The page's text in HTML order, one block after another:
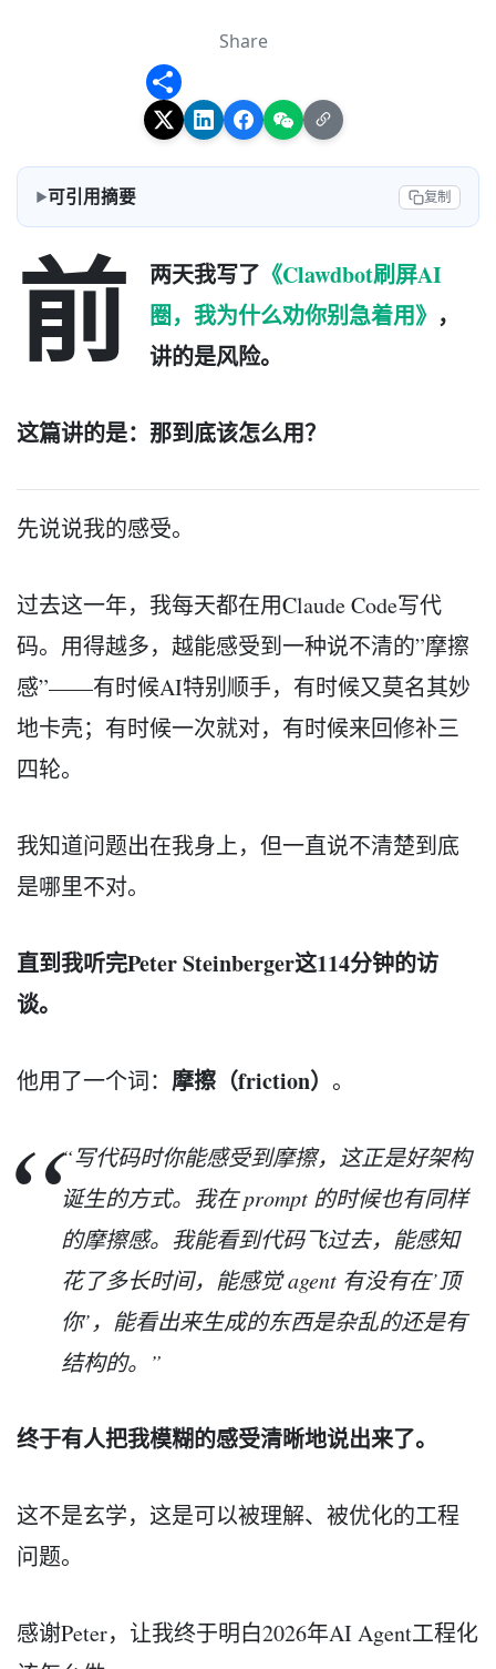
Share
可引用摘要 复制
前 两天我写了 《Clawdbot刷屏AI
圈，我为什么劝你别急着用》 ，
讲的是风险。
这篇讲的是：那到底该怎么用？
先说说我的感受。
过去这一年，我每天都在用Claude Code写代
码。用得越多，越能感受到一种说不清的”摩擦
感”——有时候AI特别顺手，有时候又莫名其妙
地卡壳；有时候一次就对，有时候来回修补三
四轮。
我知道问题出在我身上，但一直说不清楚到底
是哪里不对。
直到我听完Peter Steinberger这114分钟的访
谈。
他用了一个词： 摩擦（friction） 。
“写代码时你能感受到摩擦，这正是好架构
诞生的方式。我在 prompt 的时候也有同样
的摩擦感。我能看到代码飞过去，能感知
花了多长时间，能感觉 agent 有没有在’顶
你’，能看出来生成的东西是杂乱的还是有
结构的。”
终于有人把我模糊的感受清晰地说出来了。
这不是玄学，这是可以被理解、被优化的工程
问题。
感谢Peter，让我终于明白2026年AI Agent工程化